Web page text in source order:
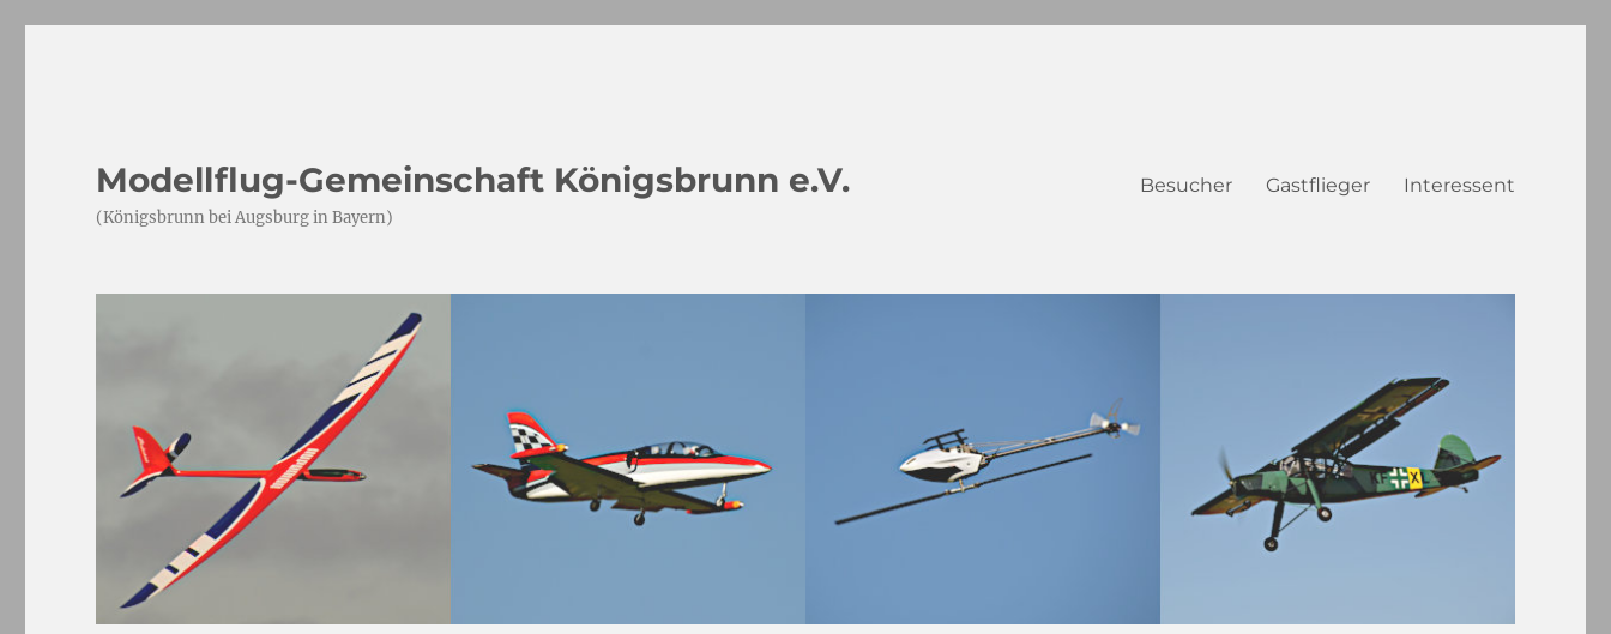
Modellflug-Gemeinschaft Königsbrunn e.V.
(Königsbrunn bei Augsburg in Bayern)
Besucher Gastflieger Interessent